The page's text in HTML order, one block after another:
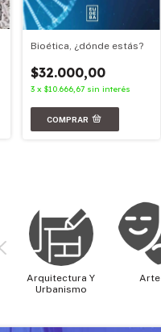
Bioética, ¿dónde estás?
$32.000,00
3 x $10.666,67 sin interés
Arquitectura Y
Urbanismo
Arte